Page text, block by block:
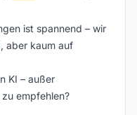
ist spannend – wir
aber kaum auf
KI – außer
empfehlen?